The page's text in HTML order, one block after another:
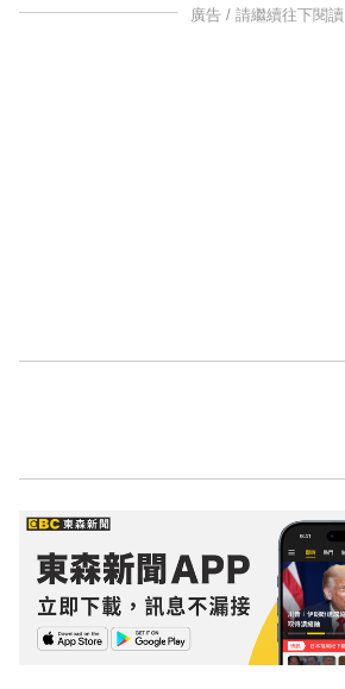
廣告 / 請繼續往下閱讀